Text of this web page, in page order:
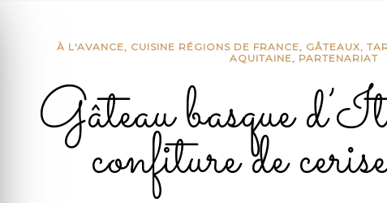
À L'AVANCE, CUISINE RÉGIONS DE FRANCE, GÂTEAUX,
AQUITAINE, PARTENARIAT
Gâteau basque
confiture de